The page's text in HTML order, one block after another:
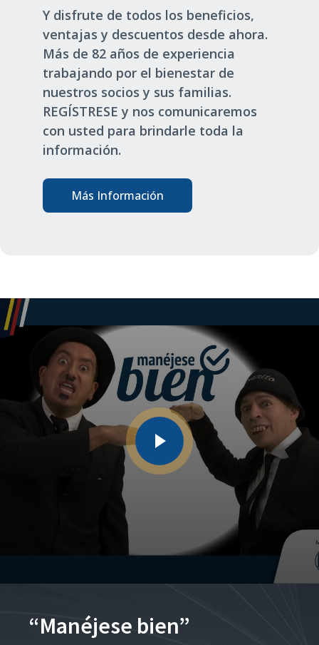
Y disfrute de todos los beneficios,
ventajas y descuentos desde ahora.
Más de 82 años de experiencia
trabajando por el bienestar de
nuestros socios y sus familias.
REGÍSTRESE y nos comunicaremos
con usted para brindarle toda la
información.
Más Información
“Manéjese bien”